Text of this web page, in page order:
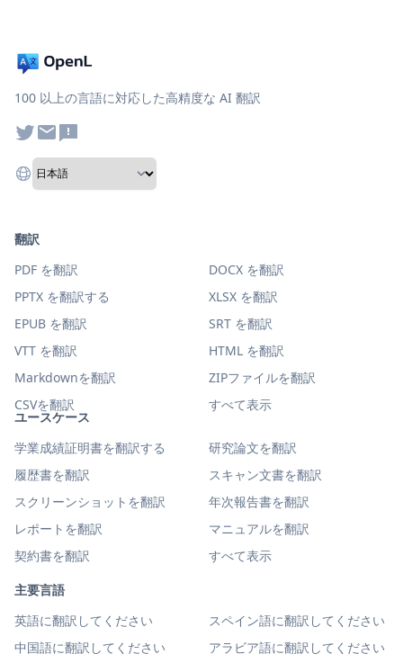
100 以上の言語に対応した高精度な AI 翻訳
ユースケース
学業成績証明書を翻訳する
研究論文を翻訳
履歴書を翻訳
スキャン文書を翻訳
スクリーンショットを翻訳
年次報告書を翻訳
レポートを翻訳
マニュアルを翻訳
契約書を翻訳
すべて表示
主要言語
英語に翻訳してください
スペイン語に翻訳してください
中国語に翻訳してください
アラビア語に翻訳してください
翻訳
PDF を翻訳
DOCX を翻訳
PPTX を翻訳する
XLSX を翻訳
EPUB を翻訳
SRT を翻訳
VTT を翻訳
HTML を翻訳
Markdownを翻訳
ZIPファイルを翻訳
CSVを翻訳
すべて表示